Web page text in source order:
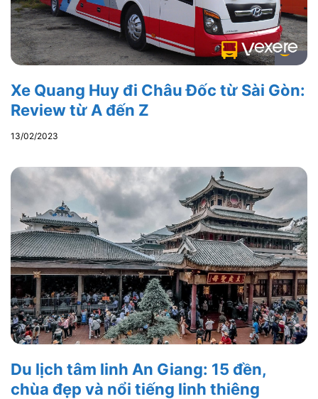
Xe Quang Huy đi Châu Đốc từ Sài Gòn:
Review từ A đến Z
13/02/2023
Du lịch tâm linh An Giang: 15 đền,
chùa đẹp và nổi tiếng linh thiêng